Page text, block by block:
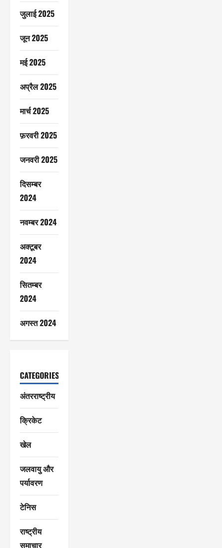
जुलाई 2025
जून 2025
मई 2025
अप्रैल 2025
मार्च 2025
फ़रवरी 2025
जनवरी 2025
दिसम्बर
2024
नवम्बर 2024
अक्टूबर
2024
सितम्बर
2024
अगस्त 2024
CATEGORIES
अंतरराष्ट्रीय
क्रिकेट
खेल
जलवायु और
पर्यावरण
टेनिस
राष्ट्रीय
समाचार